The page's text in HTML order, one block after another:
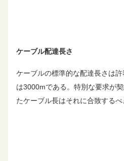
ケーブル配達長さ
ケーブルの標準的な配達長さは
は3000mである。特別な要求が
たケーブル長はそれに合致するべ